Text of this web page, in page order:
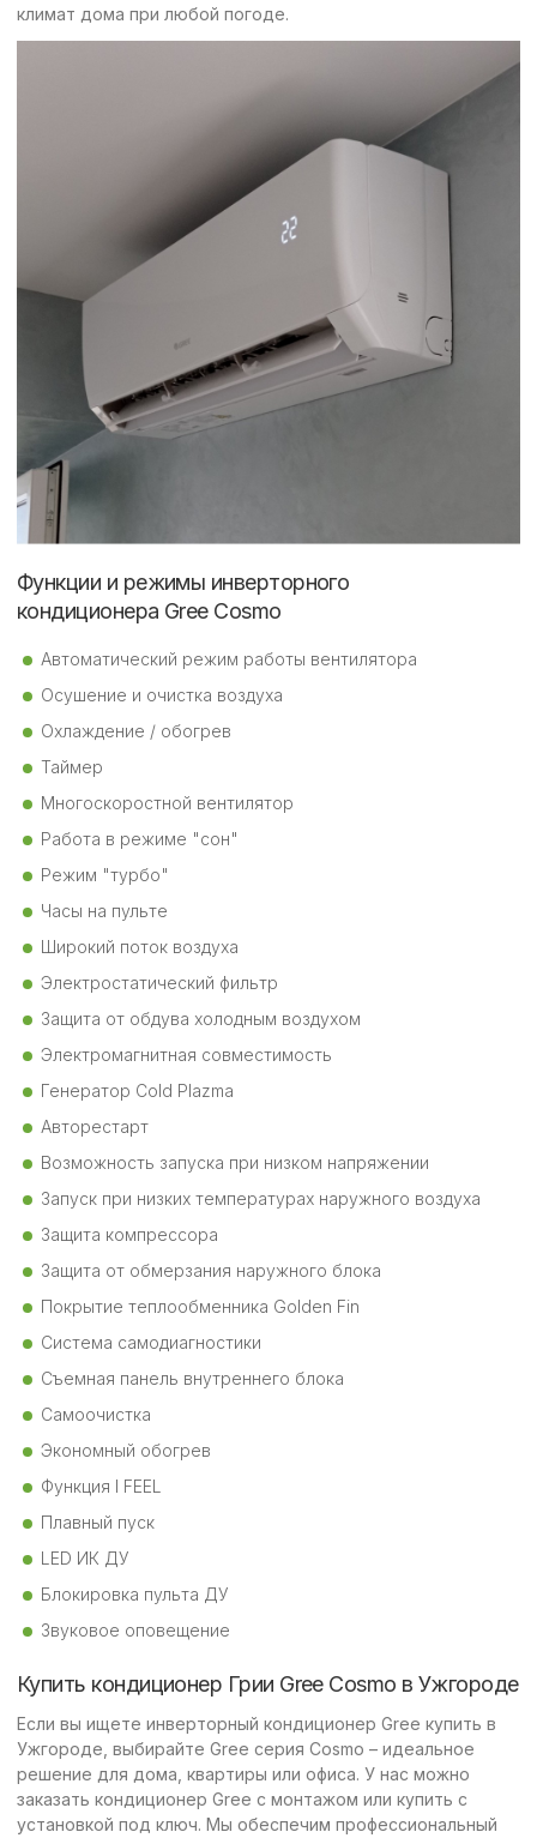
климат дома при любой погоде.
Функции и режимы инверторного
кондиционера Gree Cosmo
Автоматический режим работы вентилятора
Осушение и очистка воздуха
Охлаждение / обогрев
Таймер
Многоскоростной вентилятор
Работа в режиме "сон"
Режим "турбо"
Часы на пульте
Широкий поток воздуха
Электростатический фильтр
Защита от обдува холодным воздухом
Электромагнитная совместимость
Генератор Cold Plazma
Авторестарт
Возможность запуска при низком напряжении
Запуск при низких температурах наружного воздуха
Защита компрессора
Защита от обмерзания наружного блока
Покрытие теплообменника Golden Fin
Система самодиагностики
Съемная панель внутреннего блока
Самоочистка
Экономный обогрев
Функция I FEEL
Плавный пуск
LED ИК ДУ
Блокировка пульта ДУ
Звуковое оповещение
Купить кондиционер Грии Gree Cosmo в Ужгороде
Если вы ищете инверторный кондиционер Gree купить в
Ужгороде, выбирайте Gree серия Cosmo – идеальное
решение для дома, квартиры или офиса. У нас можно
заказать кондиционер Gree с монтажом или купить с
установкой под ключ. Мы обеспечим профессиональный